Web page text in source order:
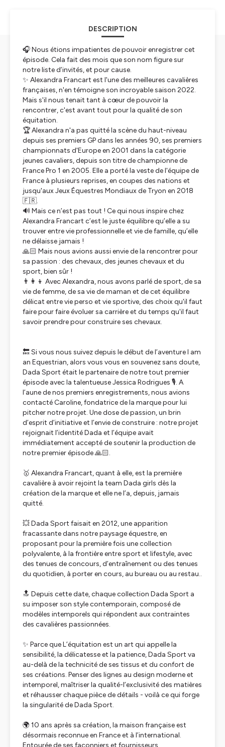
DESCRIPTION
🎧 Nous étions impatientes de pouvoir enregistrer cet
épisode. Cela fait des mois que son nom figure sur
notre liste d’invités, et pour cause.
✨ Alexandra Francart est l'une des meilleures cavalières
françaises, n'en témoigne son incroyable saison 2022.
Mais s'il nous tenait tant à cœur de pouvoir la
rencontrer, c'est avant tout pour la qualité de son
équitation.
🏆 Alexandra n'a pas quitté la scène du haut-niveau
depuis ses premiers GP dans les années 90, ses premiers
championnats d'Europe en 2001 dans la catégorie
jeunes cavaliers, depuis son titre de championne de
France Pro 1 en 2005. Elle a porté la veste de l'équipe de
France à plusieurs reprises, en coupes des nations et
jusqu'aux Jeux Équestres Mondiaux de Tryon en 2018
🇫🇷.
🔊 Mais ce n’est pas tout ! Ce qui nous inspire chez
Alexandra Francart c’est le juste équilibre qu’elle a su
trouver entre vie professionnelle et vie de famille, qu’elle
ne délaisse jamais !
🙏🏻 Mais nous avions aussi envie de la rencontrer pour
sa passion : des chevaux, des jeunes chevaux et du
sport, bien sûr !
👨‍👩‍👦 Avec Alexandra, nous avons parlé de sport, de sa
vie de femme, de sa vie de maman et de cet équilibre
délicat entre vie perso et vie sportive, des choix qu'il faut
faire pour faire évoluer sa carrière et du temps qu'il faut
savoir prendre pour construire ses chevaux.
🔙 Si vous nous suivez depuis le début de l’aventure I am
an Equestrian, alors vous vous en souvenez sans doute,
Dada Sport était le partenaire de notre tout premier
épisode avec la talentueuse Jessica Rodrigues 🎙. A
l’aune de nos premiers enregistrements, nous avions
contacté Caroline, fondatrice de la marque pour lui
pitcher notre projet. Une dose de passion, un brin
d’esprit d’initiative et l’envie de construire : notre projet
rejoignait l’identité Dada et l’équipe avait
immédiatement accepté de soutenir la production de
notre premier épisode 🙏🏻.
🥇 Alexandra Francart, quant à elle, est la première
cavalière à avoir rejoint la team Dada girls dès la
création de la marque et elle ne l’a, depuis, jamais
quitté.
💥 Dada Sport faisait en 2012, une apparition
fracassante dans notre paysage équestre, en
proposant pour la première fois une collection
polyvalente, à la frontière entre sport et lifestyle, avec
des tenues de concours, d’entraînement ou des tenues
du quotidien, à porter en cours, au bureau ou au restau..
🔝 Depuis cette date, chaque collection Dada Sport a
su imposer son style contemporain, composé de
modèles intemporels qui répondent aux contraintes
des cavalières passionnées.
✨ Parce que L’équitation est un art qui appelle la
sensibilité, la délicatesse et la patience, Dada Sport va
au-delà de la technicité de ses tissus et du confort de
ses créations. Penser des lignes au design moderne et
intemporel, maîtriser la qualité-l’exclusivité des matières
et réhausser chaque pièce de détails - voilà ce qui forge
la singularité de Dada Sport.
🌍 10 ans après sa création, la maison française est
désormais reconnue en France et à l’international.
Entourée de ses façonniers et fournisseurs